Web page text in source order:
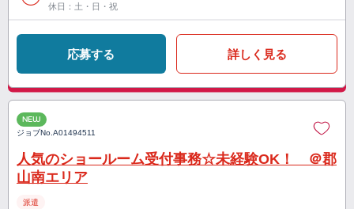
休日：土・日・祝
応募する 詳しく見る
NEW
ジョブNo.A01494511
人気のショールーム受付事務☆未経験OK！ ＠郡
山南エリア
派遣